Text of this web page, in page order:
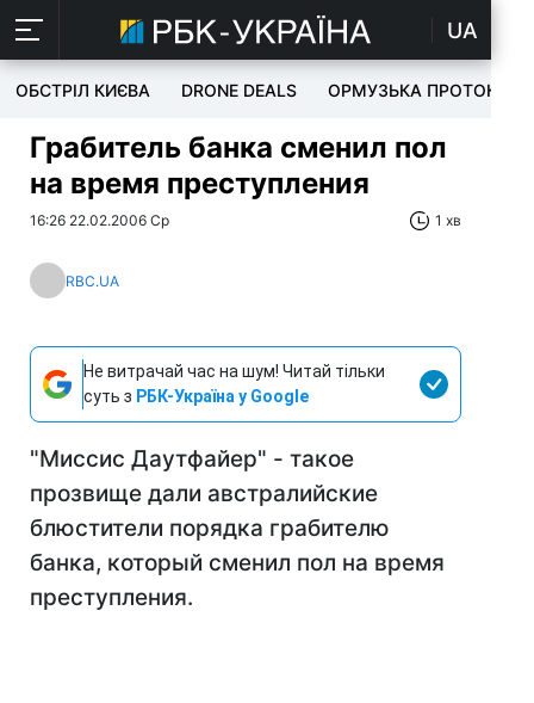
UA
ОБСТРІЛ КИЄВА DRONE DEALS ОРМУЗЬКА ПРОТОКА
Грабитель банка сменил пол
на время преступления
16:26 22.02.2006 Ср 1 хв
RBC.UA
Не витрачай час на шум! Читай тільки
суть з РБК-Україна у Google
"Миссис Даутфайер" - такое
прозвище дали австралийские
блюстители порядка грабителю
банка, который сменил пол на время
преступления.